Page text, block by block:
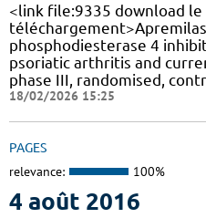
<link file:9335 download le
phosphodiesterase 4
psoriatic arthritis and
phase III, randomised,
18/02/2026 15:25
PAGES
relevance: 100%
4 août 2016